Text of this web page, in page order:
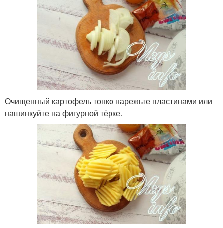
Очищенный картофель тонко нарежьте пластинами или
нашинкуйте на фигурной тёрке.